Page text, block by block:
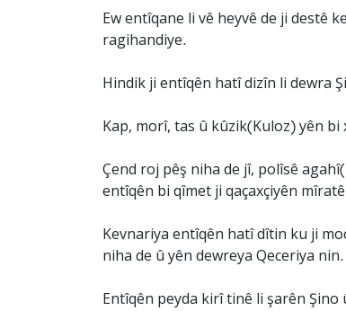
Ew entîqane li vê heyvê de ji destê
ragihandiye.
Hindik ji entîqên hatî dizîn li dewra
Kap, morî, tas û kûzik(Kuloz) yên
Çend roj pêş niha de jî, polîsê
entîqên bi qîmet ji qaçaxçiyên
Kevnariya entîqên hatî dîtin ku ji
niha de û yên dewreya Qeceriya nin.
Entîqên peyda kirî tinê li şarên